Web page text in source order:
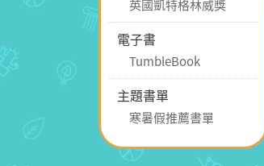
英國凱特格林威獎
電子書
TumbleBook
主題書單
寒暑假推薦書單